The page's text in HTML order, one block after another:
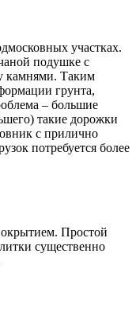
участках.
подушке с
камнями. Таким
грунта,
– большие
такие дорожки
с прилично
потребуется более
Простой
существенно